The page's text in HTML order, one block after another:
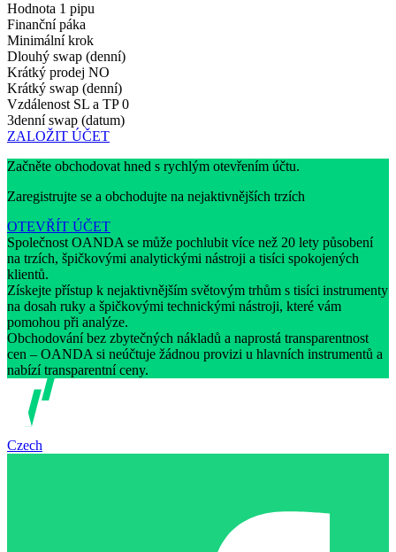
Hodnota 1 pipu
Finanční páka
Minimální krok
Dlouhý swap (denní)
Krátký prodej NO
Krátký swap (denní)
Vzdálenost SL a TP 0
3denní swap (datum)
ZALOŽIT ÚČET
Začněte obchodovat hned s rychlým otevřením účtu.
Zaregistrujte se a obchodujte na nejaktivnějších trzích
OTEVŘÍT ÚČET
Společnost OANDA se může pochlubit více než 20 lety působení
na trzích, špičkovými analytickými nástroji a tisíci spokojených
klientů.
Získejte přístup k nejaktivnějším světovým trhům s tisíci instrumenty
na dosah ruky a špičkovými technickými nástroji, které vám
pomohou při analýze.
Obchodování bez zbytečných nákladů a naprostá transparentnost
cen – OANDA si neúčtuje žádnou provizi u hlavních instrumentů a
nabízí transparentní ceny.
Czech